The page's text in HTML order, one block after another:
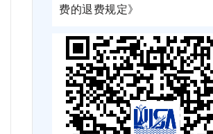
费的退费规定》